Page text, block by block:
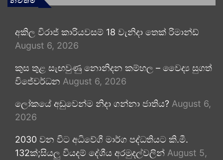
අකිල විරාජ් කාරියවසම් 18 වැනිදා තෙක් රිමාන්ඩ්
August 6, 2026
කුස තුළ සැඟවුණු නොනිදන කම්හල – වෛද්‍ය සුගත්
විජේවර්ධන August 6, 2026
ලෝකයේ අඩුවෙන්ම නිදා ගන්නා ජාතිය? August 6,
2026
2030 වන විට අධිවේගී මාර්ග පද්ධතියට කි.මී.
132ක්;සියලු වියදම් දේශීය අරමුදල්වලින් August 5,